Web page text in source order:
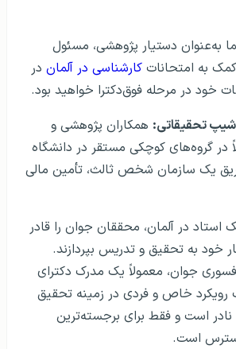
به‌عنوان دستیار پژوهشی، مسئول
به امتحانات کارشناسی در آلمان در
خود در مرحله فوق‌دکترا خواهید بود.
تحقیقاتی: همکاران پژوهشی و
در گروه‌های کوچکی مستقر در دانشگاه
یک سازمان شخص ثالث، تأمین مالی
استاد در آلمان، محققان جوان را قادر
خود به تحقیق و تدریس بپردازند.
جوان، معمولاً یک مدرک دکترای
خاص و فردی در زمینه تحقیق
است و فقط برای برجسته‌ترین
است.